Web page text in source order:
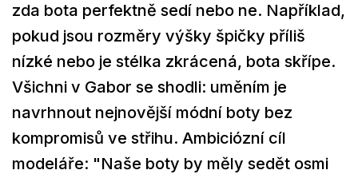
zda bota perfektně sedí nebo ne. Například,
pokud jsou rozměry výšky špičky příliš
nízké nebo je stélka zkrácená, bota skřípe.
Všichni v Gabor se shodli: uměním je
navrhnout nejnovější módní boty bez
kompromisů ve střihu. Ambiciózní cíl
modeláře: "Naše boty by měly sedět osmi